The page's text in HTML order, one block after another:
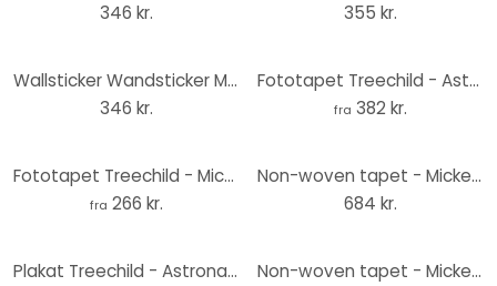
346 kr.
355 kr.
Wallsticker Wandsticker Minnie Scream
346 kr.
Fototapet Treechild - Astronaut Mickey
fra 382 kr.
Fototapet Treechild - Mickey som astronaut i retrostil - Rund - vliesetapet/selvklæbende non-woven t
fra 266 kr.
Non-woven tapet - Mickey Billboard - 120 x 200 cm
684 kr.
Plakat Treechild - Astronaut Mickey
Non-woven tapet - Mickey Chalkboard - 120 x 200 cm